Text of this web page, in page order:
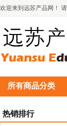
欢迎来到远苏产品网！ 请
所有商品分类
热销排行